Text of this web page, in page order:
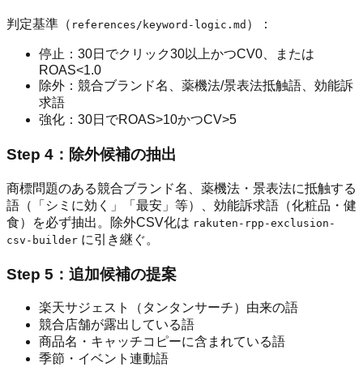
判定基準（ references/keyword-logic.md ）：
停止：30日でクリック30以上かつCV0、または
ROAS<1.0
除外：競合ブランド名、薬機法/景表法抵触語、効能訴
求語
強化：30日でROAS>10かつCV>5
Step 4：除外候補の抽出
商標問題のある競合ブランド名、薬機法・景表法に抵触する
語（「シミに効く」「最安」等）、効能訴求語（化粧品・健
食）を必ず抽出。除外CSV化は rakuten-rpp-exclusion-
csv-builder に引き継ぐ。
Step 5：追加候補の提案
楽天サジェスト（タンタンサーチ）由来の語
競合店舗が露出している語
商品名・キャッチコピーに含まれている語
季節・イベント連動語